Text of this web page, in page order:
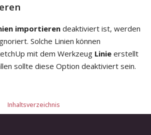
importierendeaktiviert ist, werden
Solche Linien können
mit dem Werkzeug Linie erstellt
sollte diese Option deaktiviert sein.
Inhaltsverzeichnis